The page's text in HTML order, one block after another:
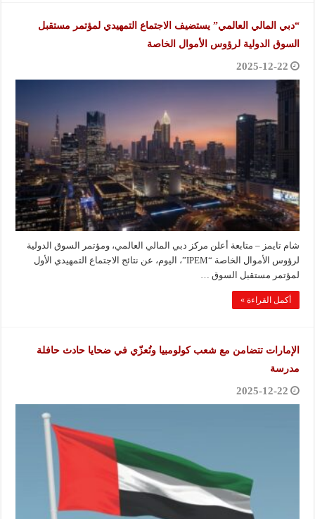
“دبي المالي العالمي” يستضيف الاجتماع التمهيدي لمؤتمر مستقبل
السوق الدولية لرؤوس الأموال الخاصة
2025-12-22
شام تايمز – متابعة أعلن مركز دبي المالي العالمي، ومؤتمر السوق الدولية
لرؤوس الأموال الخاصة “IPEM”، اليوم، عن نتائج الاجتماع التمهيدي الأول
لمؤتمر مستقبل السوق …
أكمل القراءة »
الإمارات تتضامن مع شعب كولومبيا وتُعزّي في ضحايا حادث حافلة
مدرسة
2025-12-22